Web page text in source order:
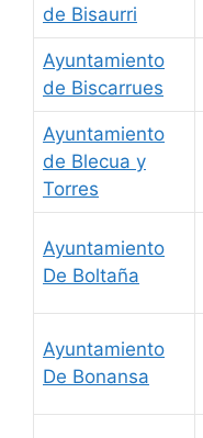
de Bisaurri
Ayuntamiento
de Biscarrues
Ayuntamiento
de Blecua y
Torres
Ayuntamiento
De Boltaña
Ayuntamiento
De Bonansa